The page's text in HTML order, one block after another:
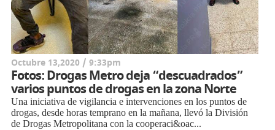
Octubre 13,2020 / 9:33pm
Fotos: Drogas Metro deja “descuadrados”
varios puntos de drogas en la zona Norte
Una iniciativa de vigilancia e intervenciones en los puntos de
drogas, desde horas temprano en la mañana, llevó la División
de Drogas Metropolitana con la cooperaci&oac...